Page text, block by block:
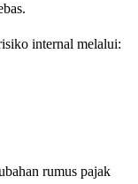
internal melalui:
rumus pajak